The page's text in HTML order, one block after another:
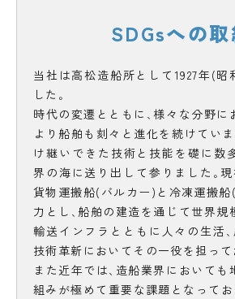
SDGsへの取
当社は高松造船所として1927年(昭
した｡
時代の変遷とともに､様々な分野に
より船舶も刻々と進化を続けてい
け継いできた技術と技能を礎に数
界の海に送り出して参りました｡
貨物運搬船(バルカー)と冷凍運搬
力とし､船舶の建造を通じて世界規
輸送インフラとともに人々の生活
技術革新においてその一役を担って
また近年では､造船業界においても
組みが極めて重要な課題となって